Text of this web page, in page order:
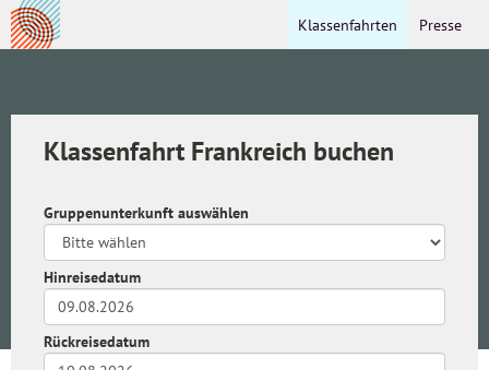
Presse
Klassenfahrten
Klassenfahrt Frankreich buchen
Gruppenunterkunft auswählen
Hinreisedatum
Rückreisedatum